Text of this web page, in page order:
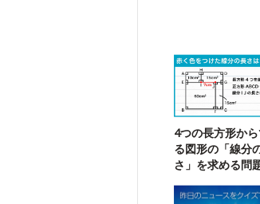
4つの長方形か
る図形の「線分
さ」を求める問